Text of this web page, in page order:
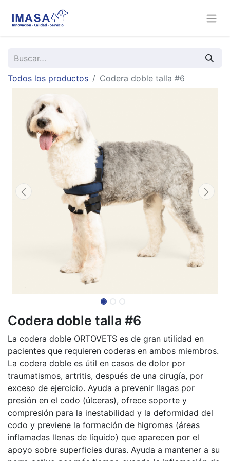
Todos los productos Codera doble talla #6
Codera doble talla #6
La codera doble ORTOVETS es de gran utilidad en
pacientes que requieren coderas en ambos miembros.
La codera doble es útil en casos de dolor por
traumatismos, artritis, después de una cirugía, por
exceso de ejercicio. Ayuda a prevenir llagas por
presión en el codo (úlceras), ofrece soporte y
compresión para la inestabilidad y la deformidad del
codo y previene la formación de higromas (áreas
inflamadas llenas de líquido) que aparecen por el
apoyo sobre superficies duras. Ayuda a mantener a su